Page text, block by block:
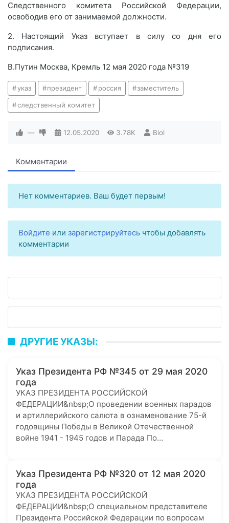
Следственного комитета Российской Федерации,
освободив его от занимаемой должности.
2. Настоящий Указ вступает в силу со дня его
подписания.
В.Путин Москва, Кремль 12 мая 2020 года №319
указ президент россия заместитель
следственный комитет
— 12.05.2020 3.78K Biol
Комментарии
Нет комментариев. Ваш будет первым!
Войдите или зарегистрируйтесь чтобы добавлять
комментарии
ДРУГИЕ УКАЗЫ:
Указ Президента РФ №345 от 29 мая 2020
года
УКАЗ ПРЕЗИДЕНТА РОССИЙСКОЙ
ФЕДЕРАЦИИ&nbsp;О проведении военных парадов
и артиллерийского салюта в ознаменование 75-й
годовщины Победы в Великой Отечественной
войне 1941 - 1945 годов и Парада По…
Указ Президента РФ №320 от 12 мая 2020
года
УКАЗ ПРЕЗИДЕНТА РОССИЙСКОЙ
ФЕДЕРАЦИИ&nbsp;О специальном представителе
Президента Российской Федерации по вопросам